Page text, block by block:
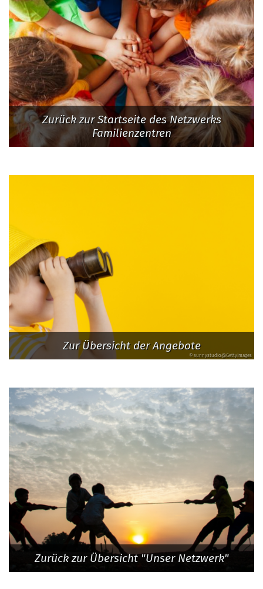
Zurück zur Startseite des Netzwerks
Familienzentren
Zur Übersicht der Angebote
© sunnystudio@GettyImages
Zurück zur Übersicht "Unser Netzwerk"